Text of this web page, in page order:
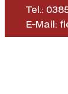
Tel.:
E-Mail: